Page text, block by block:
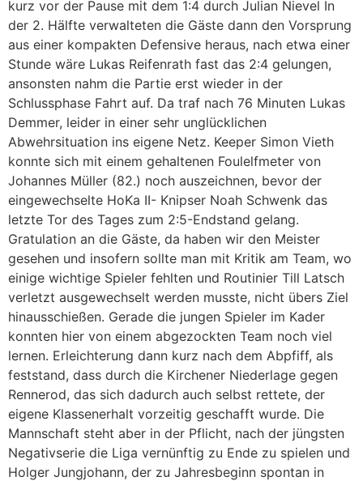
kurz vor der Pause mit dem 1:4 durch Julian Nievel In
der 2. Hälfte verwalteten die Gäste dann den Vorsprung
aus einer kompakten Defensive heraus, nach etwa einer
Stunde wäre Lukas Reifenrath fast das 2:4 gelungen,
ansonsten nahm die Partie erst wieder in der
Schlussphase Fahrt auf. Da traf nach 76 Minuten Lukas
Demmer, leider in einer sehr unglücklichen
Abwehrsituation ins eigene Netz. Keeper Simon Vieth
konnte sich mit einem gehaltenen Foulelfmeter von
Johannes Müller (82.) noch auszeichnen, bevor der
eingewechselte HoKa II- Knipser Noah Schwenk das
letzte Tor des Tages zum 2:5-Endstand gelang.
Gratulation an die Gäste, da haben wir den Meister
gesehen und insofern sollte man mit Kritik am Team, wo
einige wichtige Spieler fehlten und Routinier Till Latsch
verletzt ausgewechselt werden musste, nicht übers Ziel
hinausschießen. Gerade die jungen Spieler im Kader
konnten hier von einem abgezockten Team noch viel
lernen. Erleichterung dann kurz nach dem Abpfiff, als
feststand, dass durch die Kirchener Niederlage gegen
Rennerod, das sich dadurch auch selbst rettete, der
eigene Klassenerhalt vorzeitig geschafft wurde. Die
Mannschaft steht aber in der Pflicht, nach der jüngsten
Negativserie die Liga vernünftig zu Ende zu spielen und
Holger Jungjohann, der zu Jahresbeginn spontan in